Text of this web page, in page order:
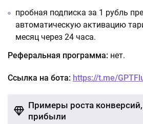
пробная подписка за 1 рубль
автоматическую активацию
месяц через 24 часа.
Реферальная программа: нет.
Ссылка на бота: https://t.me/
Примеры роста конверсий,
прибыли